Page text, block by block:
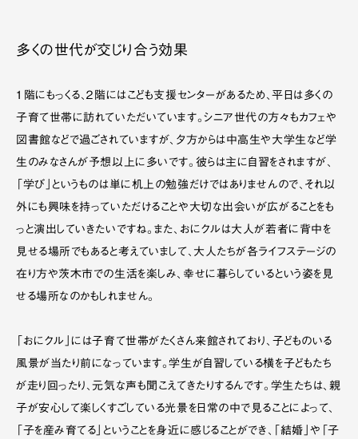
多くの世代が交じり合う効果
１階にもっくる、２階にはこども支援センターがあるため、平日は多くの
子育て世帯に訪れていただいています。シニア世代の方々もカフェや
図書館などで過ごされていますが、夕方からは中高生や大学生など学
生のみなさんが予想以上に多いです。彼らは主に自習をされますが、
「学び」というものは単に机上の勉強だけではありませんので、それ以
外にも興味を持っていただけることや大切な出会いが広がることをも
っと演出していきたいですね。また、おにクルは大人が若者に背中を
見せる場所でもあると考えていまして、大人たちが各ライフステージの
在り方や茨木市での生活を楽しみ、幸せに暮らしているという姿を見
せる場所なのかもしれません。
「おにクル」には子育て世帯がたくさん来館されており、子どものいる
風景が当たり前になっています。学生が自習している横を子どもたち
が走り回ったり、元気な声も聞こえてきたりするんです。学生たちは、親
子が安心して楽しくすごしている光景を日常の中で見ることによって、
「子を産み育てる」ということを身近に感じることができ、「結婚」や「子